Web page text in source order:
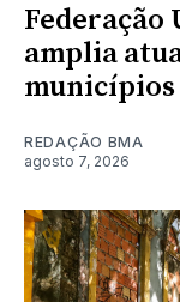
Federação
amplia
municípios
REDAÇÃO BMA
agosto 7, 2026